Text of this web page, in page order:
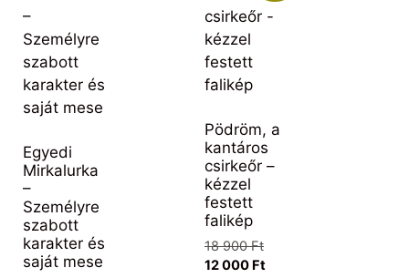
Egyedi
Mirkalurka
–
Személyre
szabott
karakter és
saját mese
Pödröm, a
kantáros
csirkeőr –
kézzel
festett
falikép
18 900Ft
12 000 Ft